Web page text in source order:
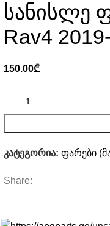
სანისლე
Rav4
150.00₾
კატეგორია: ფარები
Share: